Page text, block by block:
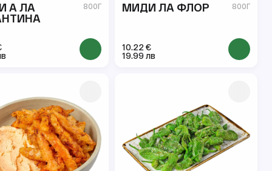
А ЛА
800Г МИДИ ЛА ФЛОР 800Г
10.22 €
19.99 лв